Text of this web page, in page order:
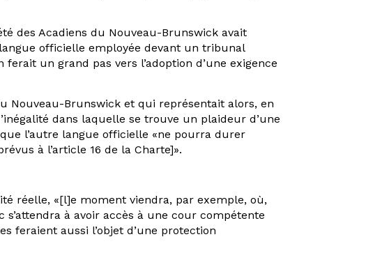
des Acadiens du Nouveau-Brunswick avait
officielle employée devant un tribunal
un grand pas vers l’adoption d’une exigence
Nouveau-Brunswick et qui représentait alors, en
dans laquelle se trouve un plaideur d’une
l’autre langue officielle «ne pourra durer
à l’article 16 de la Charte]».
réelle, «[l]e moment viendra, par exemple, où,
à avoir accès à une cour compétente
feraient aussi l’objet d’une protection